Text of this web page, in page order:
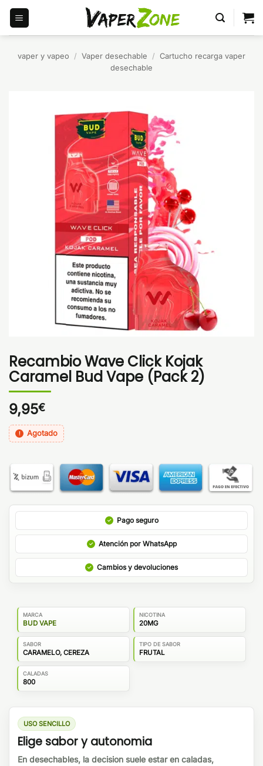
Saltar
contenido
vaper y vapeo / Vaper desechable / Cartucho recarga vaper
desechable
Recambio Wave Click Kojak
Caramel Bud Vape (Pack 2)
9,95€
Agotado
Pago seguro
Atención por WhatsApp
Cambios y devoluciones
MARCA
BUD VAPE
NICOTINA
20MG
SABOR
CARAMELO, CEREZA
TIPO DE SABOR
FRUTAL
CALADAS
800
USO SENCILLO
Elige sabor y autonomia
En desechables, la decision suele estar en caladas,